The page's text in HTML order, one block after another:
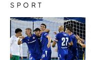
SPORT